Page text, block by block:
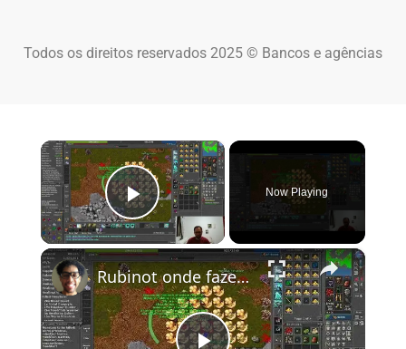
Todos os direitos reservados 2025 © Bancos e agências
×
Play Video
Now Playing
×
Rubinot onde fazer a Task de Oramond